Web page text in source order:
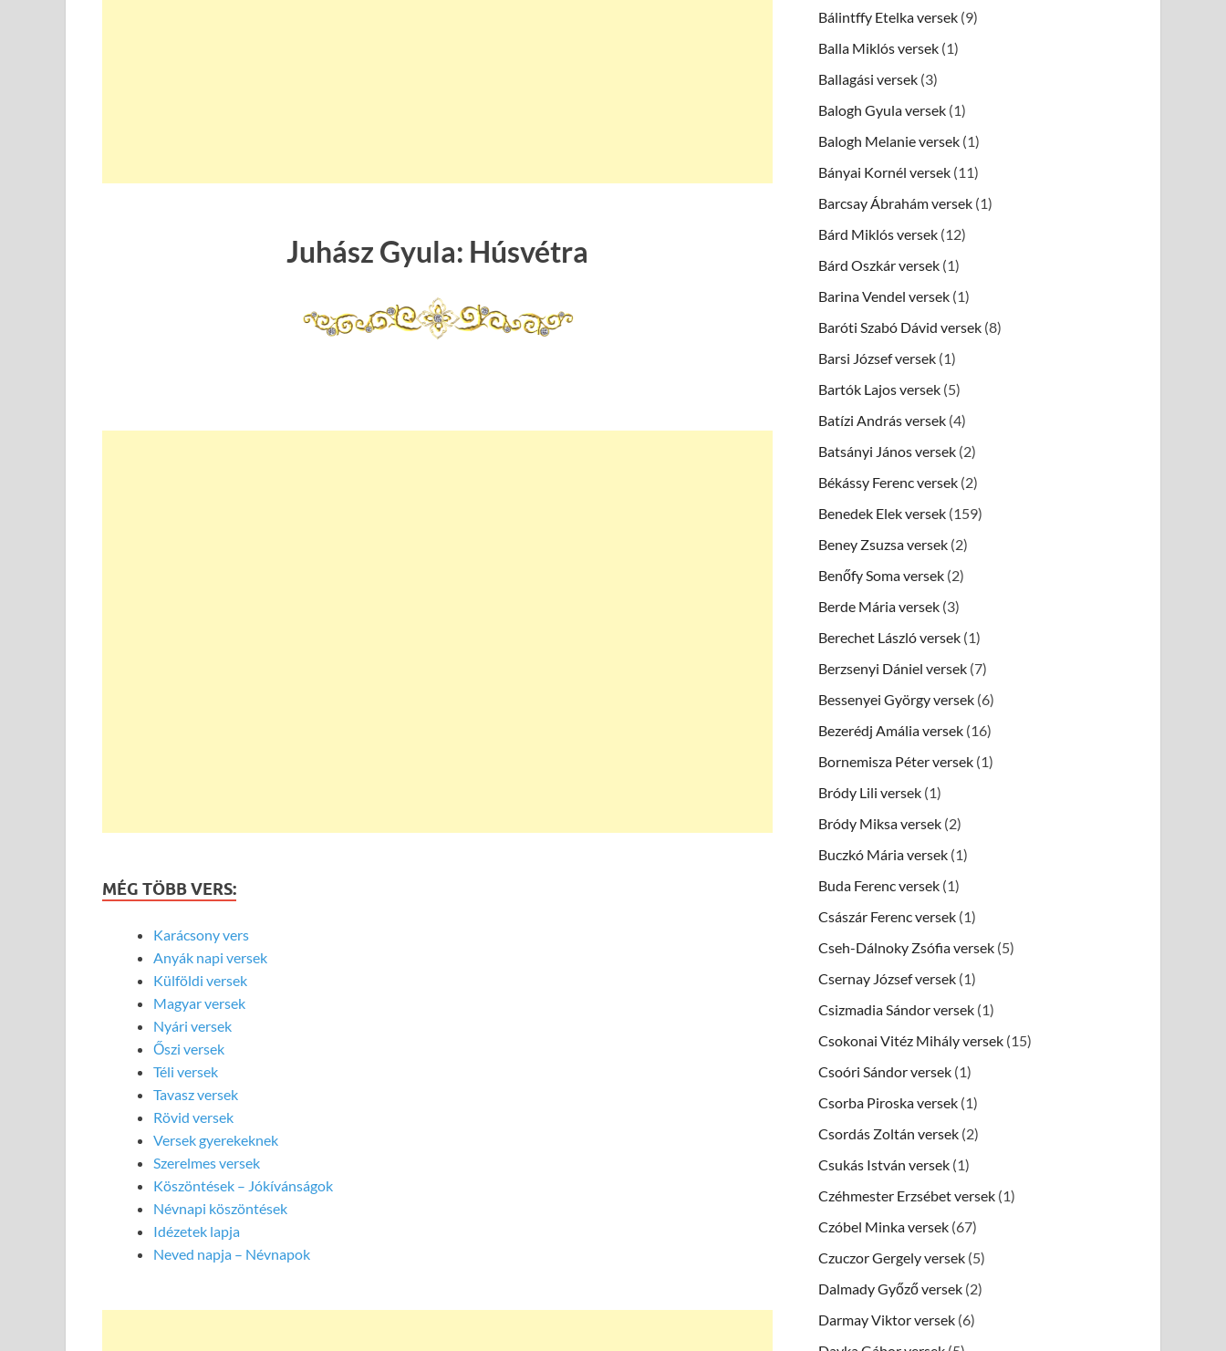
Juhász Gyula: Húsvétra
MÉG TÖBB VERS:
Karácsony vers
Anyák napi versek
Külföldi versek
Magyar versek
Nyári versek
Őszi versek
Téli versek
Tavasz versek
Rövid versek
Versek gyerekeknek
Szerelmes versek
Köszöntések – Jókívánságok
Névnapi köszöntések
Idézetek lapja
Neved napja – Névnapok
Bálintffy Etelka versek (9)
Balla Miklós versek (1)
Ballagási versek (3)
Balogh Gyula versek (1)
Balogh Melanie versek (1)
Bányai Kornél versek (11)
Barcsay Ábrahám versek (1)
Bárd Miklós versek (12)
Bárd Oszkár versek (1)
Barina Vendel versek (1)
Baróti Szabó Dávid versek (8)
Barsi József versek (1)
Bartók Lajos versek (5)
Batízi András versek (4)
Batsányi János versek (2)
Békássy Ferenc versek (2)
Benedek Elek versek (159)
Beney Zsuzsa versek (2)
Benőfy Soma versek (2)
Berde Mária versek (3)
Berechet László versek (1)
Berzsenyi Dániel versek (7)
Bessenyei György versek (6)
Bezerédj Amália versek (16)
Bornemisza Péter versek (1)
Bródy Lili versek (1)
Bródy Miksa versek (2)
Buczkó Mária versek (1)
Buda Ferenc versek (1)
Császár Ferenc versek (1)
Cseh-Dálnoky Zsófia versek (5)
Csernay József versek (1)
Csizmadia Sándor versek (1)
Csokonai Vitéz Mihály versek (15)
Csoóri Sándor versek (1)
Csorba Piroska versek (1)
Csordás Zoltán versek (2)
Csukás István versek (1)
Czéhmester Erzsébet versek (1)
Czóbel Minka versek (67)
Czuczor Gergely versek (5)
Dalmady Győző versek (2)
Darmay Viktor versek (6)